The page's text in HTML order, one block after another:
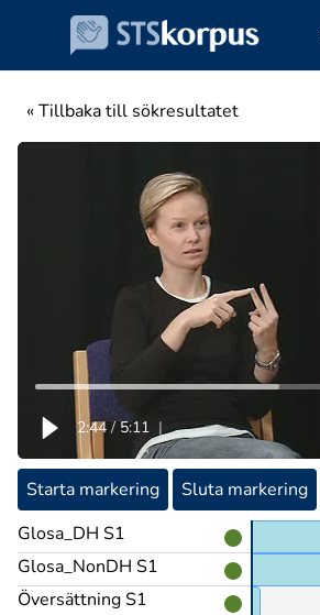
« Tillbaka till sökresultatet
2:44 / 5:11 |
Starta markering Sluta markering
Glosa_DH S1
Glosa_NonDH S1
Översättning S1